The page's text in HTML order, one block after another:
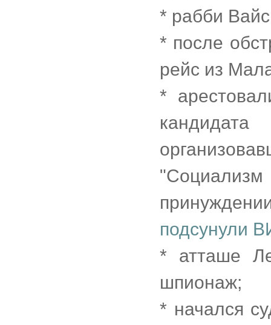
* рабби
* после
рейс из
*
подсунули
* атташе
шпионаж;
* начался